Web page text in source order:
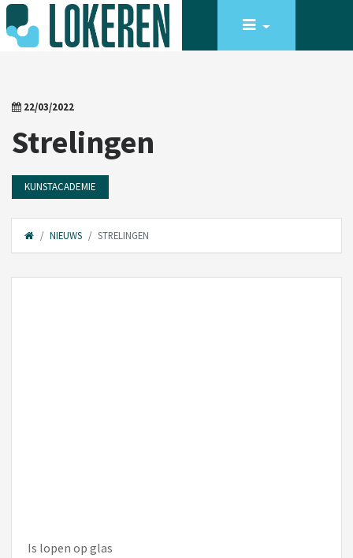
22/03/2022
Strelingen
KUNSTACADEMIE
NIEUWS STRELINGEN
Is lopen op glas